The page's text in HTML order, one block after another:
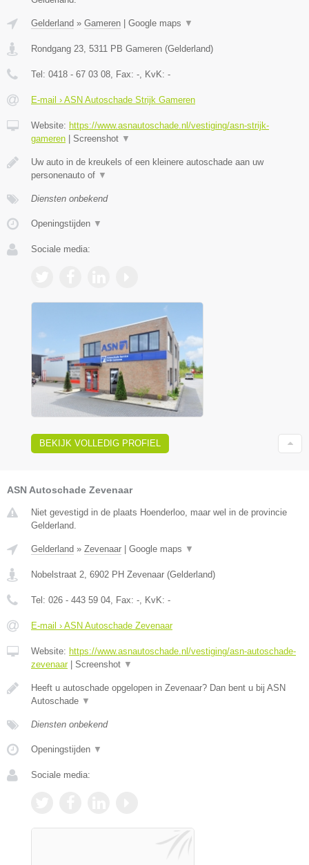
Gelderland » Gameren Google maps ▼
Rondgang 23, 5311 PB Gameren (Gelderland)
Tel: 0418 - 67 03 08, Fax: -, KvK: -
E-mail › ASN Autoschade Strijk Gameren
Website: https://www.asnautoschade.nl/vestiging/asn-strijk-
gameren
Screenshot ▼
Uw auto in de kreukels of een kleinere autoschade aan uw
personenauto of ▼
Diensten onbekend
Openingstijden ▼
Sociale media:
BEKIJK VOLLEDIG PROFIEL
ASN Autoschade Zevenaar
Niet gevestigd in de plaats Hoenderloo, maar wel in de provincie
Gelderland.
Gelderland » Zevenaar Google maps ▼
Nobelstraat 2, 6902 PH Zevenaar (Gelderland)
Tel: 026 - 443 59 04, Fax: -, KvK: -
E-mail › ASN Autoschade Zevenaar
Website: https://www.asnautoschade.nl/vestiging/asn-autoschade-
zevenaar| Screenshot ▼
Heeft u autoschade opgelopen in Zevenaar? Dan bent u bij ASN
Autoschade ▼
Diensten onbekend
Openingstijden ▼
Sociale media: